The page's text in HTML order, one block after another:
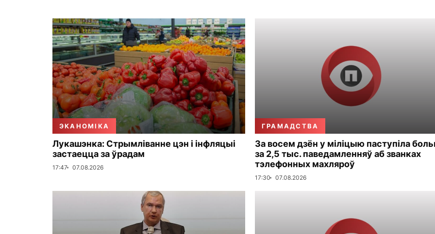
ЭКАНОМІКА
Лукашэнка: Стрымліванне цэн і інфляцыі
застаецца за ўрадам
17:47 07.08.2026
ГРАМАДСТВА
За восем дзён у міліцыю паступіла
за 2,5 тыс. паведамленняў аб званках
тэлефонных махляроў
17:30 07.08.2026